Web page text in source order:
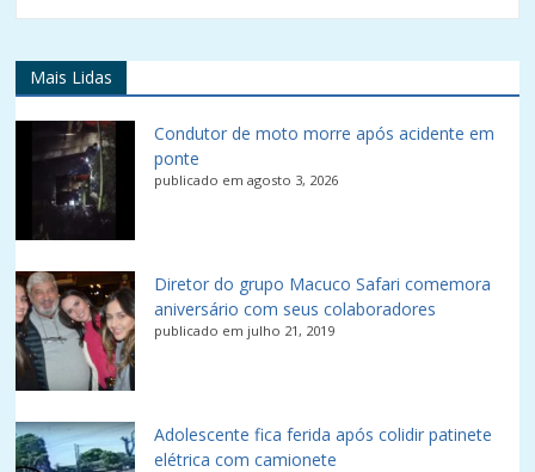
Mais Lidas
Condutor de moto morre após acidente em
ponte
publicado em agosto 3, 2026
Diretor do grupo Macuco Safari comemora
aniversário com seus colaboradores
publicado em julho 21, 2019
Adolescente fica ferida após colidir patinete
elétrica com camionete